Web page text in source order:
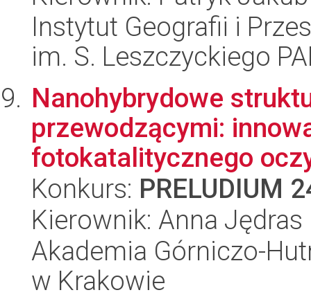
Instytut Geografii i
im. S. Leszczyckiego
Nanohybrydowe
przewodzącymi:
fotokatalitycznego
Konkurs: PRELUDIUM
Kierownik: Anna Jędras
Akademia Górniczo-
w Krakowie